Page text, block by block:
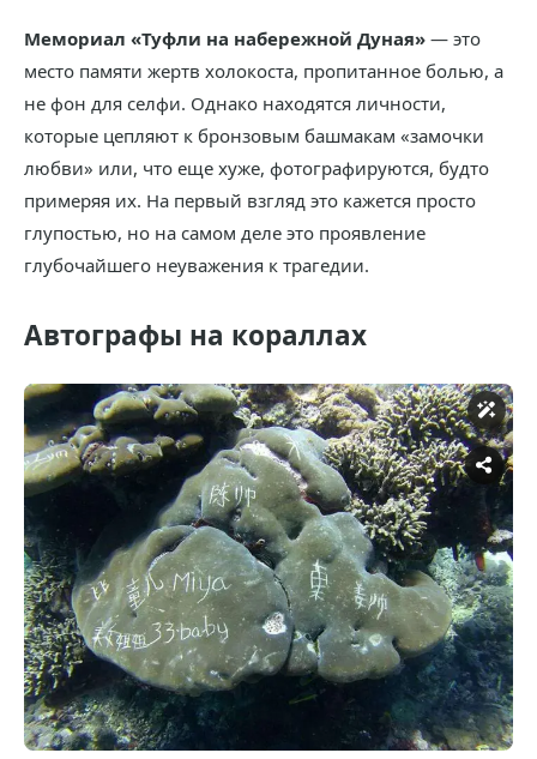
Мемориал «Туфли на набережной Дуная» — это
место памяти жертв холокоста, пропитанное болью, а
не фон для селфи. Однако находятся личности,
которые цепляют к бронзовым башмакам «замочки
любви» или, что еще хуже, фотографируются, будто
примеряя их. На первый взгляд это кажется просто
глупостью, но на самом деле это проявление
глубочайшего неуважения к трагедии.
Автографы на кораллах